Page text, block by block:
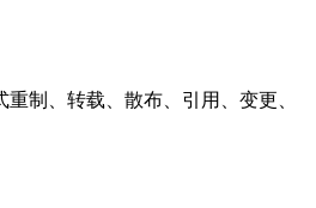
制、转载、散布、引用、变更、